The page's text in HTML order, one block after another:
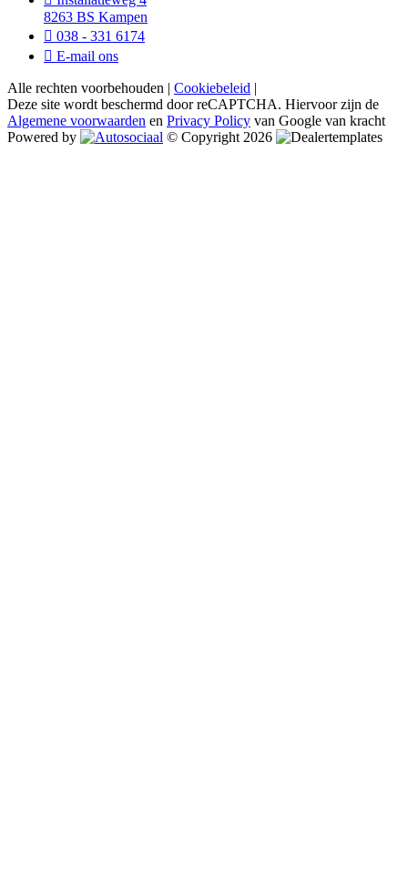
8263 BS Kampen
038 - 331 6174
E-mail ons
Alle rechten voorbehouden | Cookiebeleid |
Deze site wordt beschermd door reCAPTCHA. Hiervoor zijn de
Algemene voorwaarden en Privacy Policy van Google van kracht
Powered by
© Copyright 2026